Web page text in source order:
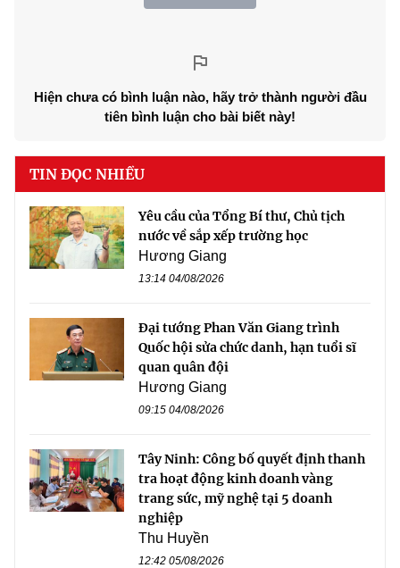
Hiện chưa có bình luận nào, hãy trở thành người đầu
tiên bình luận cho bài biết này!
TIN ĐỌC NHIỀU
Yêu cầu của Tổng Bí thư, Chủ tịch
nước về sắp xếp trường học
Hương Giang
13:14 04/08/2026
Đại tướng Phan Văn Giang trình
Quốc hội sửa chức danh, hạn tuổi sĩ
quan quân đội
Hương Giang
09:15 04/08/2026
Tây Ninh: Công bố quyết định thanh
tra hoạt động kinh doanh vàng
trang sức, mỹ nghệ tại 5 doanh
nghiệp
Thu Huyền
12:42 05/08/2026